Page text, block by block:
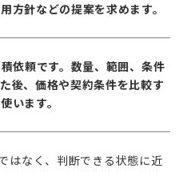
方針などの提案を求めます。
依頼です。数量、範囲、条件
後、価格や契約条件を比較す
います。
はなく、判断できる状態に近